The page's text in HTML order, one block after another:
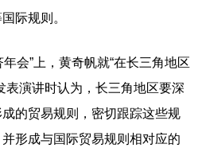
际规则。
”上，黄奇帆就“在长三角地区
表演讲时认为，长三角地区要深
的贸易规则，密切跟踪这些规
形成与国际贸易规则相对应的